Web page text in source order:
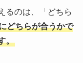
るのは、「どちら
どちらが合うかで
。